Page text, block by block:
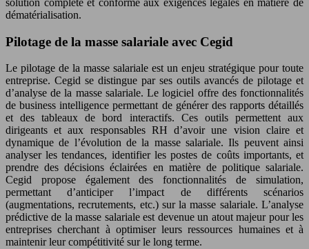
dématérialisation.
Pilotage de la masse salariale avec Cegid
Le pilotage de la masse salariale est un enjeu stratégique pour toute
entreprise. Cegid se distingue par ses outils avancés de pilotage et
d’analyse de la masse salariale. Le logiciel offre des fonctionnalités
de business intelligence permettant de générer des rapports détaillés
et des tableaux de bord interactifs. Ces outils permettent aux
dirigeants et aux responsables RH d’avoir une vision claire et
dynamique de l’évolution de la masse salariale. Ils peuvent ainsi
analyser les tendances, identifier les postes de coûts importants, et
prendre des décisions éclairées en matière de politique salariale.
Cegid propose également des fonctionnalités de simulation,
permettant d’anticiper l’impact de différents scénarios
(augmentations, recrutements, etc.) sur la masse salariale. L’analyse
prédictive de la masse salariale est devenue un atout majeur pour les
entreprises cherchant à optimiser leurs ressources humaines et à
maintenir leur compétitivité sur le long terme.